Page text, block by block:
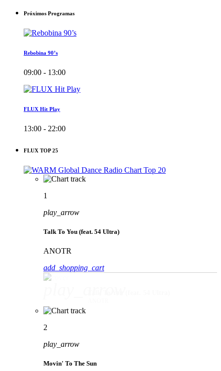
Próximos Programas
Rebobina 90’s
09:00 - 13:00
FLUX Hit Play
13:00 - 22:00
FLUX TOP 25
1
play_arrow
Talk To You (feat. 54 Ultra)
ANOTR
add_shopping_cart
2
play_arrow
Movin' To The Sun